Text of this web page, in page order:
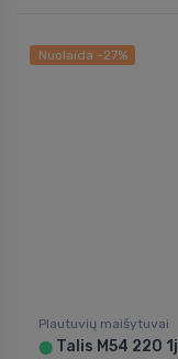
Nuolaida -27%
Plautuvių maišytuvai
⬤ Talis M54 220